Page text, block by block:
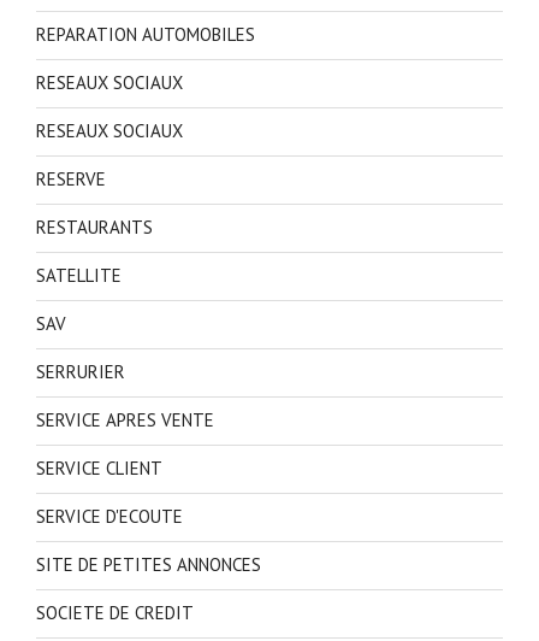
REPARATION AUTOMOBILES
RESEAUX SOCIAUX
RESEAUX SOCIAUX
RESERVE
RESTAURANTS
SATELLITE
SAV
SERRURIER
SERVICE APRES VENTE
SERVICE CLIENT
SERVICE D'ECOUTE
SITE DE PETITES ANNONCES
SOCIETE DE CREDIT